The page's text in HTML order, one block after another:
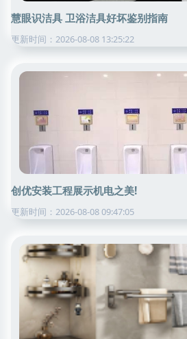
慧眼识洁具 卫浴洁具好坏鉴别指南
更新时间：2026-08-08 13:25:22
创优安装工程展示机电之美!
更新时间：2026-08-08 09:47:05